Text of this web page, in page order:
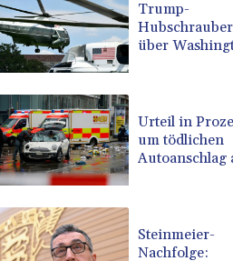
Trump-
Hubschrauber
über
gekommen
Urteil in
um tödlichen
Autoanschlag
Steinmeier-
Nachfolge: